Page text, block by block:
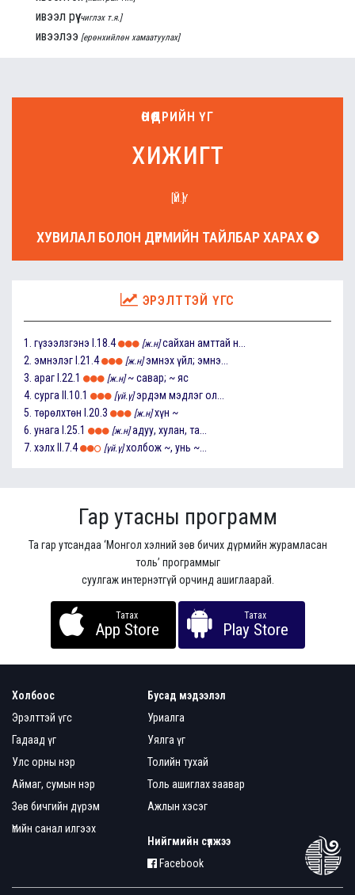
ивээл рүү [чиглэх т.я.]
ивээлээ [ерөнхийлөн хамаатуулах]
ӨНӨӨДРИЙН ҮГ
хижигт
[ҮЙ.Ү]
ХУВИЛАЛ БОЛОН ДҮРМИЙН ТАЙЛБАР ХАРАХ
ЭРЭЛТТЭЙ ҮГС
1. гүзээлзгэнэ I.18.4 [ж.н] сайхан амттай н...
2. эмнэлэг I.21.4 [ж.н] эмнэх үйл; эмнэ...
3. араг I.22.1 [ж.н] ~ савар; ~ яс
4. сурга II.10.1 [үй.ү] эрдэм мэдлэг ол...
5. төрөлхтөн I.20.3 [ж.н] хүн ~
6. унага I.25.1 [ж.н] адуу, хулан, та...
7. хэлх II.7.4 [үй.ү] холбож ~, унь ~...
Гар утасны программ
Та гар утсандаа ‘Монгол хэлний зөв бичих дүрмийн журамласан
толь’ программыг
суулгаж интернэтгүй орчинд ашиглаарай.
Татах
App Store
Татах
Play Store
Холбоос
Эрэлттэй үгс
Гадаад үг
Улс орны нэр
Аймаг, сумын нэр
Зөв бичгийн дүрэм
Үгийн санал илгээх
Бусад мэдээлэл
Уриалга
Уялга үг
Толийн тухай
Толь ашиглах заавар
Ажлын хэсэг
Нийгмийн сүлжээ
Facebook